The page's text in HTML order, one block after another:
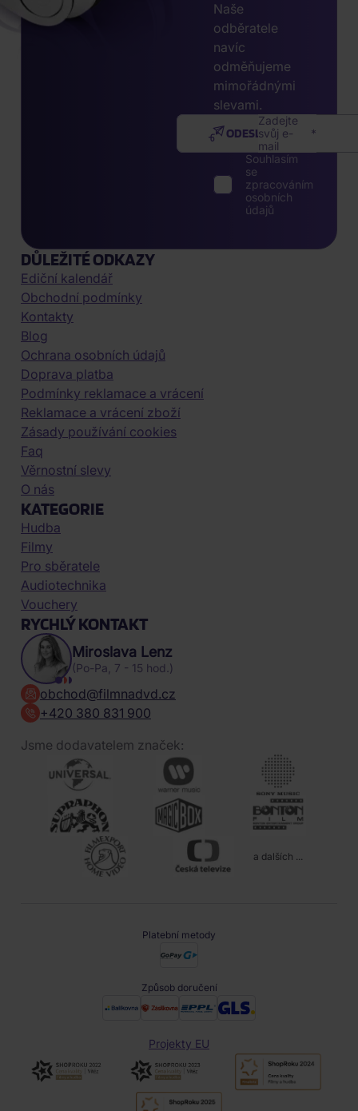
Naše
odběratele
navíc
odměňujeme
mimořádnými
slevami.
Zadejte
svůj e-
mail
ODESLAT
Souhlasím
se
zpracováním
osobních
údajů
DŮLEŽITÉ ODKAZY
Ediční kalendář
Obchodní podmínky
Kontakty
Blog
Ochrana osobních údajů
Doprava platba
Podmínky reklamace a vrácení
Reklamace a vrácení zboží
Zásady používání cookies
Faq
Věrnostní slevy
O nás
KATEGORIE
Hudba
Filmy
Pro sběratele
Audiotechnika
Vouchery
RYCHLÝ KONTAKT
Miroslava Lenz
(Po-Pa, 7 - 15 hod.)
obchod@filmnadvd.cz
+420 380 831 900
Jsme dodavatelem značek:
a dalších ...
Platební metody
Způsob doručení
Projekty EU